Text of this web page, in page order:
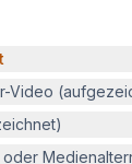
Video